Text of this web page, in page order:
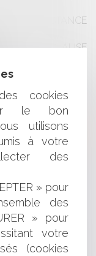
À DISTANCE
DE LA CLAUSE
DE LA NULLITÉ
: PRIVATION
PAR LA COUR
DANS UNE
CONFISCATION
POUR LES
IMMOBILIER :
ET EFFET DE
cookies
le bon
utilisons
à votre
des
» pour
des
» pour
votre
(cookies